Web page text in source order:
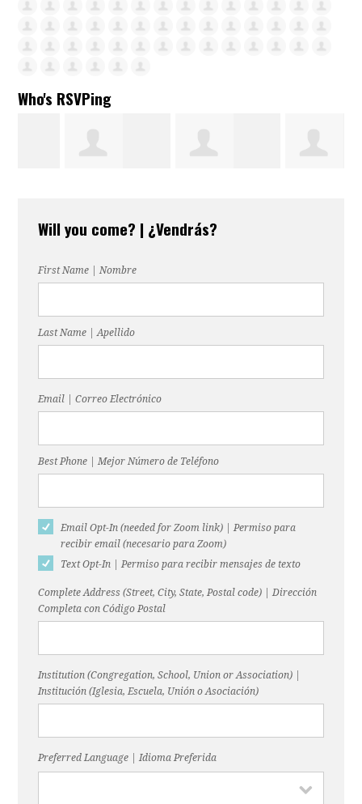
Who's RSVPing
Will you come? | ¿Vendrás?
First Name | Nombre
Last Name | Apellido
Email | Correo Electrónico
Best Phone | Mejor Número de Teléfono
Email Opt-In (needed for Zoom link) | Permiso para
recibir email (necesario para Zoom)
Text Opt-In | Permiso para recibir mensajes de texto
Complete Address (Street, City, State, Postal code) | Dirección
Completa con Código Postal
Institution (Congregation, School, Union or Association) |
Institución (Iglesia, Escuela, Unión o Asociación)
Preferred Language | Idioma Preferida